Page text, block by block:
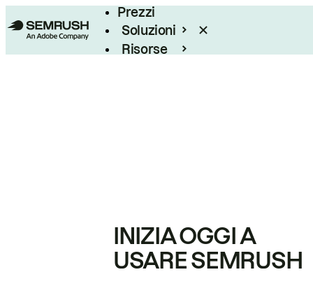
Prezzi
Soluzioni
Risorse
INIZIA OGGI A
USARE SEMRUSH